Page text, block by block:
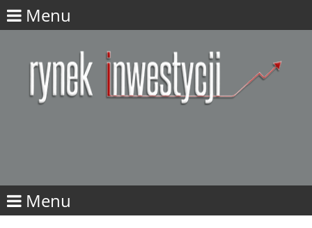
Menu
Menu